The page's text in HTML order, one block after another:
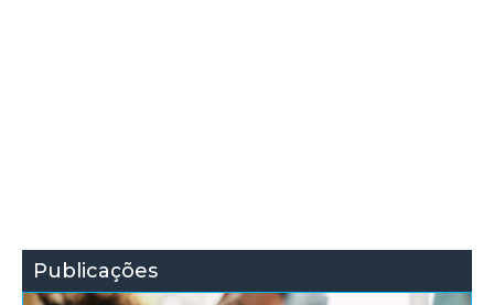
Publicações